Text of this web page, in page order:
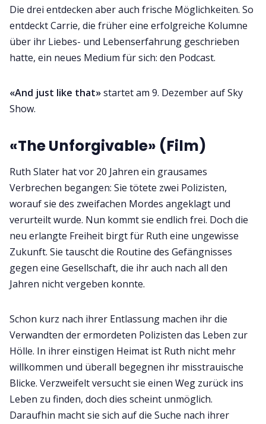
Die drei entdecken aber auch frische Möglichkeiten. So
entdeckt Carrie, die früher eine erfolgreiche Kolumne
über ihr Liebes- und Lebenserfahrung geschrieben
hatte, ein neues Medium für sich: den Podcast.
«And just like that»startet am 9. Dezember auf Sky
Show.
«The Unforgivable» (Film)
Ruth Slater hat vor 20 Jahren ein grausames
Verbrechen begangen: Sie tötete zwei Polizisten,
worauf sie des zweifachen Mordes angeklagt und
verurteilt wurde. Nun kommt sie endlich frei. Doch die
neu erlangte Freiheit birgt für Ruth eine ungewisse
Zukunft. Sie tauscht die Routine des Gefängnisses
gegen eine Gesellschaft, die ihr auch nach all den
Jahren nicht vergeben konnte.
Schon kurz nach ihrer Entlassung machen ihr die
Verwandten der ermordeten Polizisten das Leben zur
Hölle. In ihrer einstigen Heimat ist Ruth nicht mehr
willkommen und überall begegnen ihr misstrauische
Blicke. Verzweifelt versucht sie einen Weg zurück ins
Leben zu finden, doch dies scheint unmöglich.
Daraufhin macht sie sich auf die Suche nach ihrer